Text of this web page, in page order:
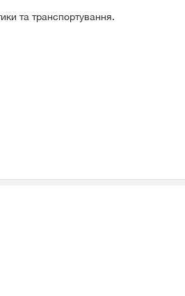
та транспортування.